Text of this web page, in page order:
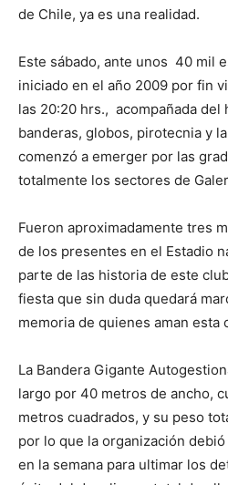
de Chile, ya es una realidad.
Este sábado, ante unos 40 mil
iniciado en el año 2009 por fin
las 20:20 hrs., acompañada del
banderas, globos, pirotecnia y
comenzó a emerger por las
totalmente los sectores de
Fueron aproximadamente tres
de los presentes en el Estadio
parte de las historia de este
fiesta que sin duda quedará
memoria de quienes aman esta
La Bandera Gigante
largo por 40 metros de ancho,
metros cuadrados, y su peso
por lo que la organización
en la semana para ultimar los